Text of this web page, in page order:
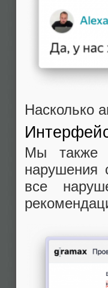
Насколько
Мы также
нарушения
все